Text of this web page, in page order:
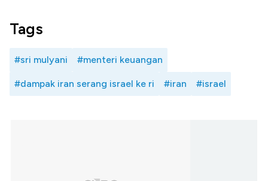
Tags
#sri mulyani #menteri keuangan
#dampak iran serang israel ke ri #iran #israel